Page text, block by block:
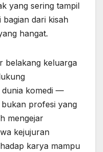
yang sering tampil
bagian dari kisah
hangat.
belakang keluarga
dunia komedi —
profesi yang
mengejar
kejujuran
karya mampu